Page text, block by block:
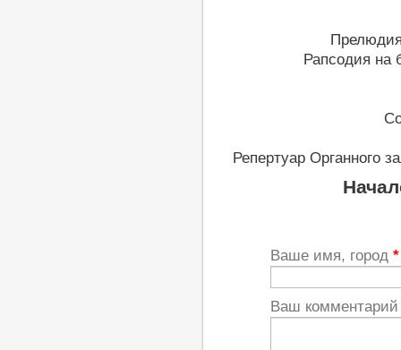
Рапсодия на
Репертуар Органного
Ваше имя, город *
Ваш